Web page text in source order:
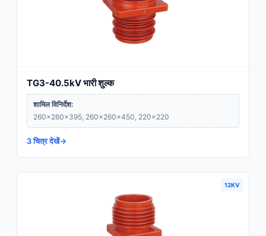
TG3-40.5kV भारी शुल्क
शामिल विनिर्देश:
260×260×395, 260×260×450, 220×220
3 चित्र देखें
12KV